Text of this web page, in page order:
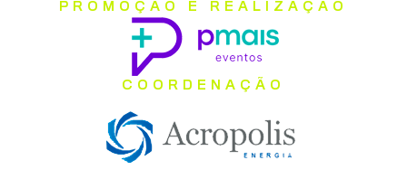
PROMOÇÃO E REALIZAÇÃO
COORDENAÇÃO